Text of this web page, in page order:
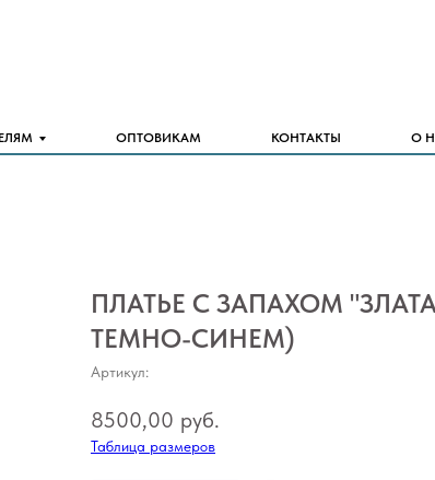
ОПТОВИКАМ КОНТАКТЫ О
ПЛАТЬЕ С ЗАПАХОМ
ТЕМНО-СИНЕМ)
Артикул:
8500,00 руб.
Таблица размеров